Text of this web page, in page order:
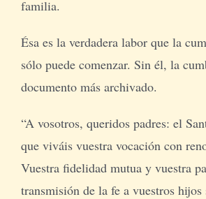
familia.
Ésa es la verdadera labor que la
sólo puede comenzar. Sin él, la
documento más archivado.
“A vosotros, queridos padres: el
que viváis vuestra vocación con
Vuestra fidelidad mutua y vuestra
transmisión de la fe a vuestros hijos